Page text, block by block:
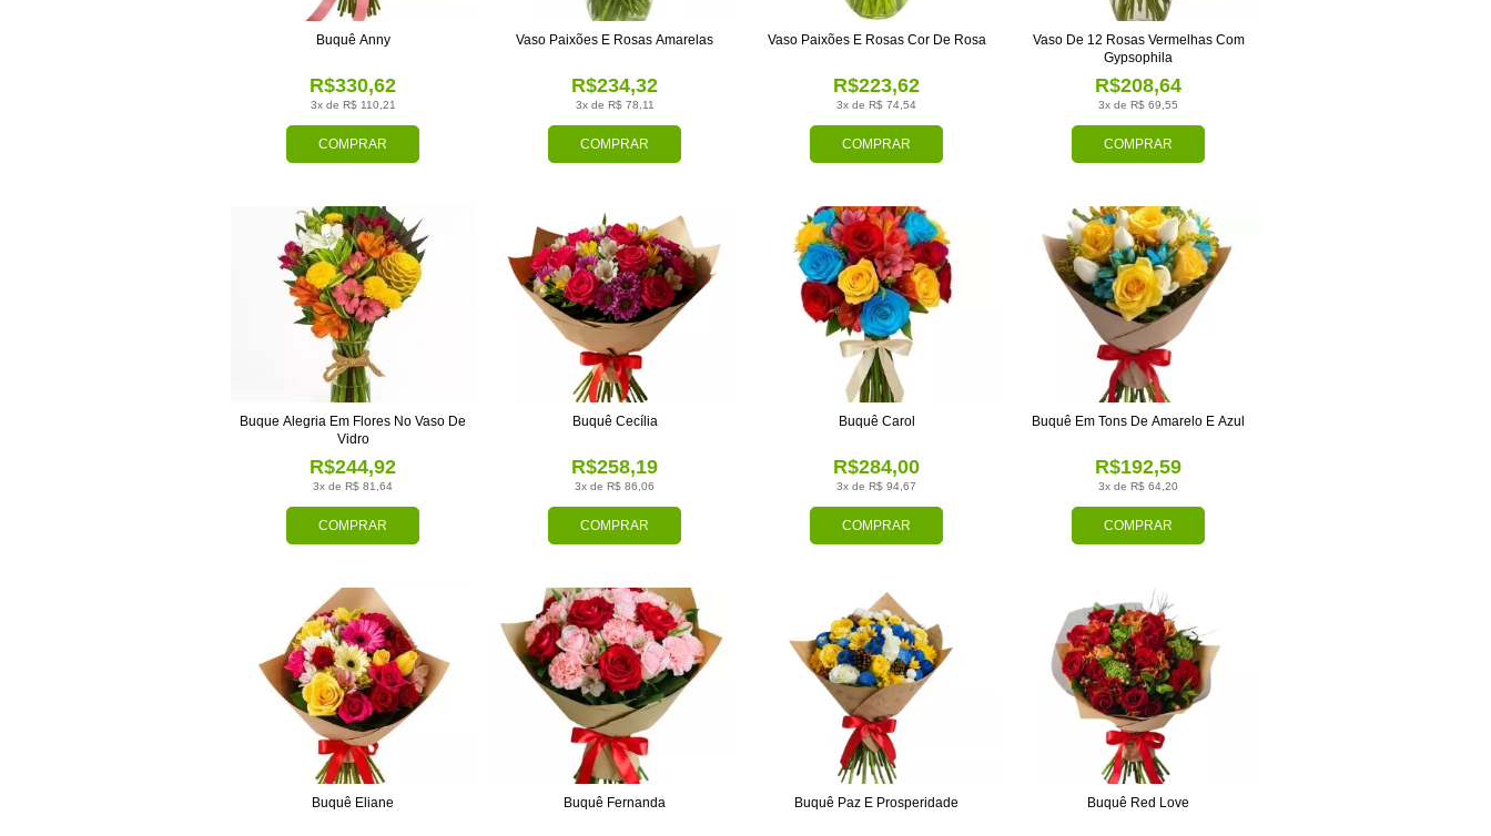
COMPRAR
3x de R$ 110,21
R$330,62
Buquê Anny
COMPRAR
3x de R$ 78,11
R$234,32
Vaso Paixões E Rosas Amarelas
COMPRAR
3x de R$ 74,54
R$223,62
Vaso Paixões E Rosas Cor De Rosa
COMPRAR
3x de R$ 69,55
R$208,64
Vaso De 12 Rosas Vermelhas Com
Gypsophila
COMPRAR
3x de R$ 81,64
R$244,92
Buque Alegria Em Flores No Vaso De
Vidro
COMPRAR
3x de R$ 86,06
R$258,19
Buquê Cecília
COMPRAR
3x de R$ 94,67
R$284,00
Buquê Carol
COMPRAR
3x de R$ 64,20
R$192,59
Buquê Em Tons De Amarelo E Azul
Buquê Eliane Buquê Fernanda Buquê Paz E Prosperidade Buquê Red Love